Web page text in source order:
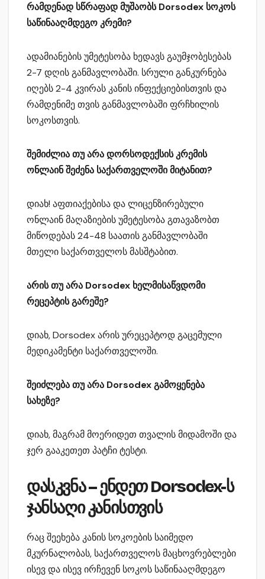
რამდენად სწრაფად მუშაობს Dorsodex სოკოს
საწინააღმდეგო კრემი?
ადამიანების უმეტესობა ხედავს გაუმჯობესებას
2-7 დღის განმავლობაში. სრული განკურნება
იღებს 2-4 კვირას კანის ინფექციებისთვის და
რამდენიმე თვის განმავლობაში ფრჩხილის
სოკოსთვის.
შემიძლია თუ არა დორსოდექსის კრემის
ონლაინ შეძენა საქართველოში მიტანით?
დიახ! აფთიაქებისა და ლიცენზირებული
ონლაინ მაღაზიების უმეტესობა გთავაზობთ
მიწოდებას 24-48 საათის განმავლობაში
მთელი საქართველოს მასშტაბით.
არის თუ არა Dorsodex ხელმისაწვდომი
რეცეპტის გარეშე?
დიახ, Dorsodex არის ურეცეპტოდ გაცემული
მედიკამენტი საქართველოში.
შეიძლება თუ არა Dorsodex გამოყენება
სახეზე?
დიახ, მაგრამ მოერიდეთ თვალის მიდამოში და
ჯერ გააკეთეთ პატჩი ტესტი.
დასკვნა – ენდეთ Dorsodex-ს
ჯანსაღი კანისთვის
რაც შეეხება კანის სოკოების საიმედო
მკურნალობას, საქართველოს მაცხოვრებლები
ისევ და ისევ ირჩევენ სოკოს საწინააღმდეგო